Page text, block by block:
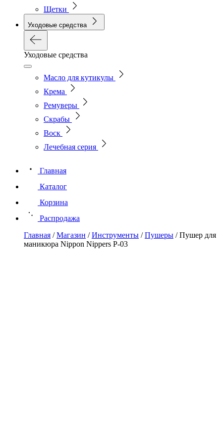
Щетки
Уходовые средства
Уходовые средства
Масло для кутикулы
Крема
Ремуверы
Скрабы
Воск
Лечебная серия
Главная
Каталог
Корзина
Распродажа
Главная /Магазин /Инструменты /Пушеры /Пушер для
маникюра Nippon Nippers P-03